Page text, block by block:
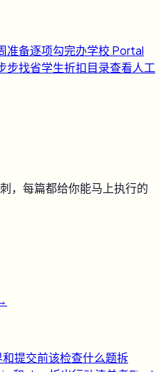
准备逐项勾完办学校 Portal
步找省学生折扣目录查看人工
，每篇都给你能马上执行的
提交前该检查什么题拆